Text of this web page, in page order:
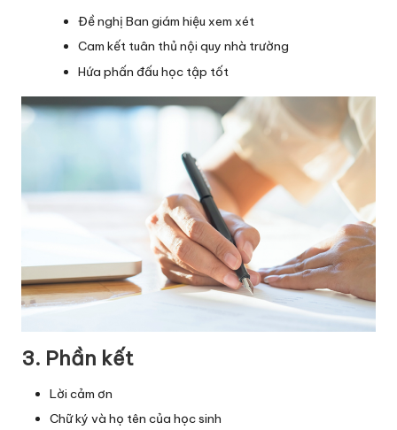
Đề nghị Ban giám hiệu xem xét
Cam kết tuân thủ nội quy nhà trường
Hứa phấn đấu học tập tốt
3. Phần kết
Lời cảm ơn
Chữ ký và họ tên của học sinh